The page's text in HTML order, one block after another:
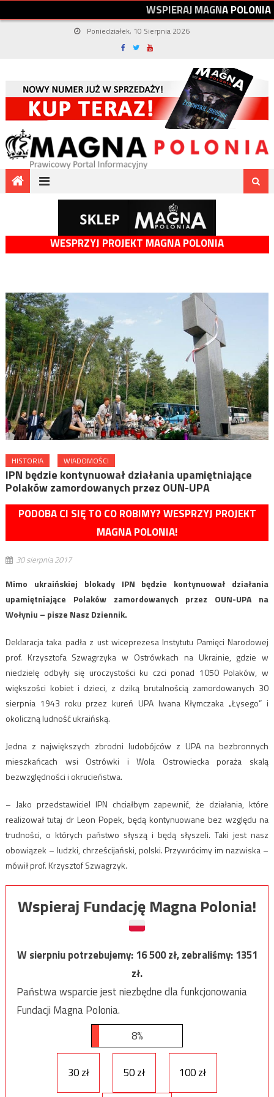
WSPIERAJMAGNAPOLONIA
Poniedziałek, 10 Sierpnia 2026
WESPRZYJ PROJEKT MAGNA POLONIA
HISTORIA WIADOMOŚCI
IPN będzie kontynuował działania upamiętniające
Polaków zamordowanych przez OUN-UPA
PODOBA CI SIĘ TO CO ROBIMY? WESPRZYJ PROJEKT
MAGNA POLONIA!
30 sierpnia 2017
Mimo ukraińskiej blokady IPN będzie kontynuował działania
upamiętniające Polaków zamordowanych przez OUN-UPA na
Wołyniu – pisze Nasz Dziennik.
Deklaracja taka padła z ust wiceprezesa Instytutu Pamięci Narodowej
prof. Krzysztofa Szwagrzyka w Ostrówkach na Ukrainie, gdzie w
niedzielę odbyły się uroczystości ku czci ponad 1050 Polaków, w
większości kobiet i dzieci, z dziką brutalnością zamordowanych 30
sierpnia 1943 roku przez kureń UPA Iwana Kłymczaka „Łysego” i
okoliczną ludność ukraińską.
Jedna z największych zbrodni ludobójców z UPA na bezbronnych
mieszkańcach wsi Ostrówki i Wola Ostrowiecka poraża skalą
bezwzględności i okrucieństwa.
– Jako przedstawiciel IPN chciałbym zapewnić, że działania, które
realizował tutaj dr Leon Popek, będą kontynuowane bez względu na
trudności, o których państwo słyszą i będą słyszeli. Taki jest nasz
obowiązek – ludzki, chrześcijański, polski. Przywrócimy im nazwiska –
mówił prof. Krzysztof Szwagrzyk.
Wspieraj Fundację Magna Polonia!
W sierpniu potrzebujemy:16 500zł, zebraliśmy:1351
zł.
Państwa wsparcie jest niezbędne dla funkcjonowania
Fundacji Magna Polonia.
8%
30 zł 50 zł 100 zł